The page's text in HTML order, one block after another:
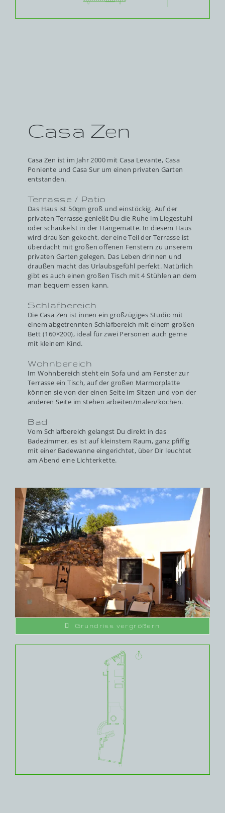
Casa Zen
Casa Zen ist im Jahr 2000 mit Casa Levante, Casa
Poniente und Casa Sur um einen privaten Garten
entstanden.
Terrasse / Patio
Das Haus ist 50qm groß und einstöckig. Auf der
privaten Terrasse genießt Du die Ruhe im Liegestuhl
oder schaukelst in der Hängematte. In diesem Haus
wird draußen gekocht, der eine Teil der Terrasse ist
überdacht mit großen offenen Fenstern zu unserem
privaten Garten gelegen. Das Leben drinnen und
draußen macht das Urlaubsgefühl perfekt. Natürlich
gibt es auch einen großen Tisch mit 4 Stühlen an dem
man bequem essen kann.
Schlafbereich
Die Casa Zen ist innen ein großzügiges Studio mit
einem abgetrennten Schlafbereich mit einem großen
Bett (160×200), ideal für zwei Personen auch gerne
mit kleinem Kind.
Wohnbereich
Im Wohnbereich steht ein Sofa und am Fenster zur
Terrasse ein Tisch, auf der großen Marmorplatte
können sie von der einen Seite im Sitzen und von der
anderen Seite im stehen arbeiten/malen/kochen.
Bad
Vom Schlafbereich gelangst Du direkt in das
Badezimmer, es ist auf kleinstem Raum, ganz pfiffig
mit einer Badewanne eingerichtet, über Dir leuchtet
am Abend eine Lichterkette.
Grundriss vergrößern